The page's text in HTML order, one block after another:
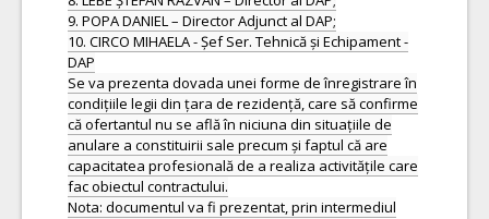
9. POPA DANIEL – Director Adjunct al DAP;
10. CIRCO MIHAELA - Șef Ser. Tehnică și Echipament -
DAP
Se va prezenta dovada unei forme de înregistrare în
condițiile legii din țara de rezidență, care să confirme
că ofertantul nu se află în niciuna din situațiile de
anulare a constituirii sale precum și faptul că are
capacitatea profesională de a realiza activitățile care
fac obiectul contractului.
Nota: documentul va fi prezentat, prin intermediul